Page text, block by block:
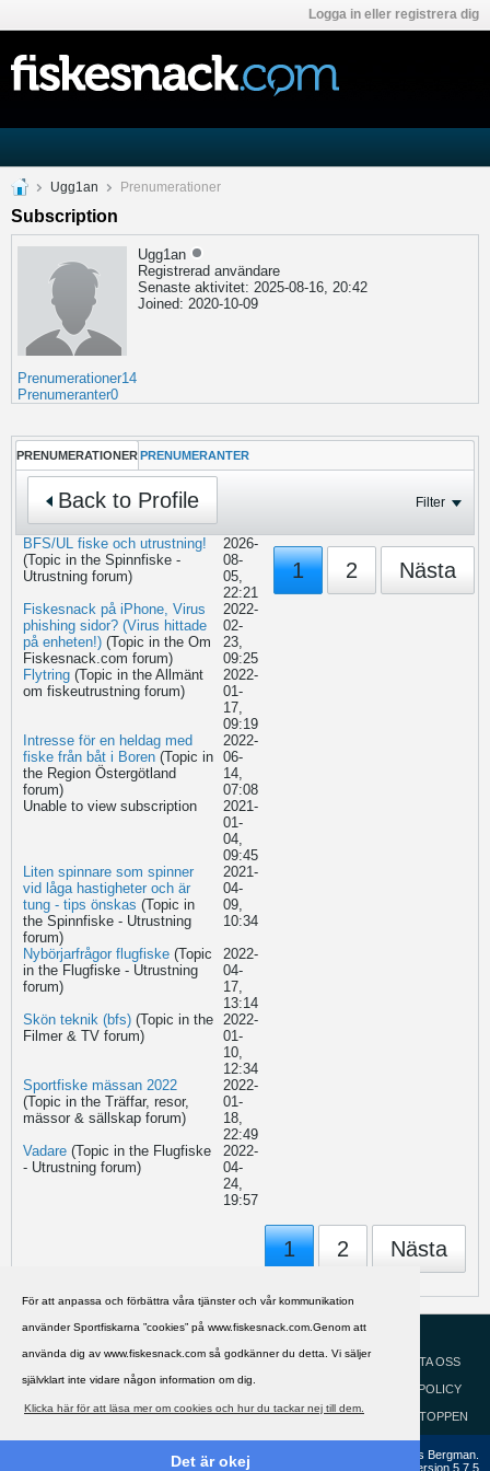
För att anpassa och förbättra våra tjänster och vår kommunikation
använder Sportfiskarna ”cookies” på www.fiskesnack.com.Genom att
använda dig av www.fiskesnack.com så godkänner du detta. Vi säljer
självklart inte vidare någon information om dig.
Klicka här för att läsa mer om cookies och hur du tackar nej till dem.
Det är okej
Logga in eller registrera dig
Ugg1an Prenumerationer
Subscription
Ugg1an
Registrerad användare
Senaste aktivitet: 2025-08-16, 20:42
Joined: 2020-10-09
Prenumerationer14
Prenumeranter0
PRENUMERATIONER PRENUMERANTER
Back to Profile Filter
1 2 Nästa
BFS/UL fiske och utrustning!
(Topic in the Spinnfiske -
Utrustningforum)
2026-
08-
05,
22:21
Fiskesnack på iPhone, Virus
phishing sidor? (Virus hittade
på enheten!) (Topic in the Om
Fiskesnack.com forum)
2022-
02-
23,
09:25
Flytring (Topic in the Allmänt
om fiskeutrustningforum)
2022-
01-
17,
09:19
Intresse för en heldag med
fiske från båt i Boren (Topic in
the Region Östergötland
forum)
2022-
06-
14,
07:08
Unable to view subscription
2021-
01-
04,
09:45
Liten spinnare som spinner
vid låga hastigheter och är
tung - tips önskas (Topic in
the Spinnfiske - Utrustning
forum)
2021-
04-
09,
10:34
Nybörjarfrågor flugfiske (Topic
in the Flugfiske - Utrustning
forum)
2022-
04-
17,
13:14
Skön teknik (bfs) (Topic in the
Filmer & TVforum)
2022-
01-
10,
12:34
Sportfiske mässan 2022
(Topic in the Träffar, resor,
mässor & sällskapforum)
2022-
01-
18,
22:49
Vadare (Topic in the Flugfiske
- Utrustningforum)
2022-
04-
24,
19:57
1 2 Nästa
HJÄLP
KONTAKTA OSS
COOKIEPOLICY
GÅ TILL TOPPEN
Copyright ©2002 - 2021, FiskeSnack.com. Grundad 2002 av Anders Bergman.
Version 5.7.5